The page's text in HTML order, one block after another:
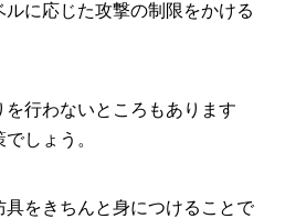
に応じた攻撃の制限をかける
行わないところもあります
しょう。
をきちんと身につけることで